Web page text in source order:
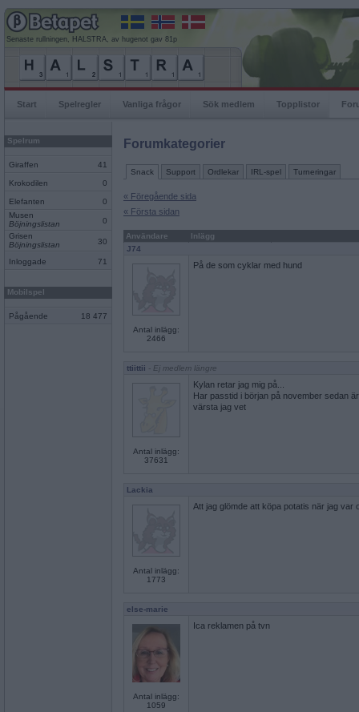
Senaste rullningen, HALSTRA, av hugenot gav 81p
Start Spelregler Vanliga frågor Sök medlem Topplistor
Spelrum
Giraffen 41
Krokodilen 0
Elefanten
0
Musen
Böjningslistan
0
Grisen
Böjningslistan
30
Inloggade 71
Mobilspel
Pågående 18 477
Forumkategorier
Snack Support Ordlekar IRL-spel Turneringar
« Föregående sida
« Första sidan
Användare
Inlägg
J74
Antal inlägg:
2466
På de som cyklar med hund
ttiittii - Ej medlem längre
Antal inlägg:
37631
Kylan retar jag mig på...
Har passtid i början på november sedan
värsta jag vet
Lackia
Antal inlägg:
1773
Att jag glömde att köpa potatis när jag var
else-marie
Antal inlägg:
1059
Ica reklamen på tvn